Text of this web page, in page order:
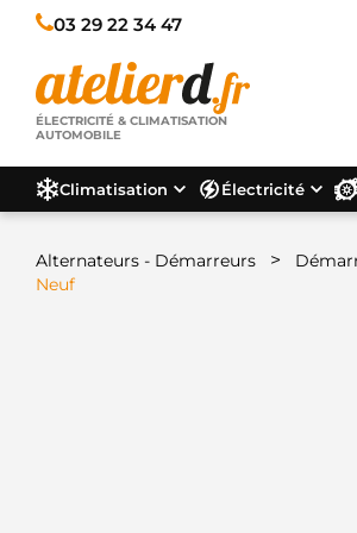
03 29 22 34 47
ÉLECTRICITÉ & CLIMATISATION
AUTOMOBILE
Climatisation Électricité
Alternateurs - Démarreurs >
Neuf